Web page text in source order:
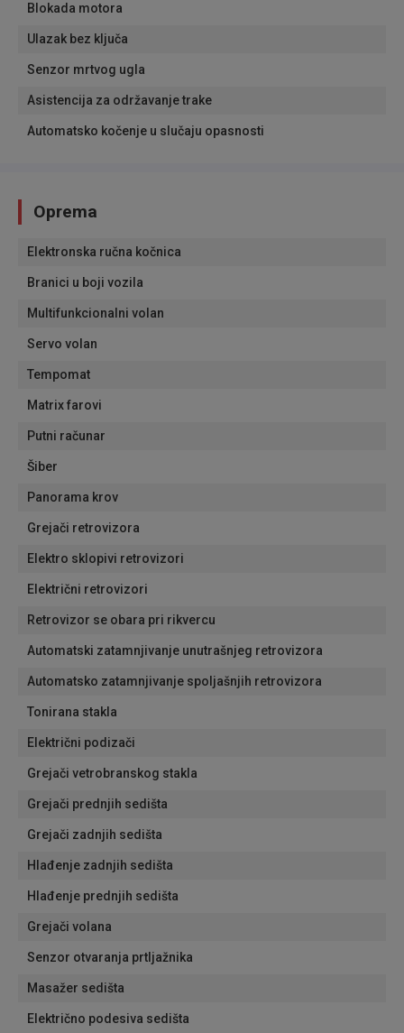
Blokada motora
Ulazak bez ključa
Senzor mrtvog ugla
Asistencija za održavanje trake
Automatsko kočenje u slučaju opasnosti
Oprema
Elektronska ručna kočnica
Branici u boji vozila
Multifunkcionalni volan
Servo volan
Tempomat
Matrix farovi
Putni računar
Šiber
Panorama krov
Grejači retrovizora
Elektro sklopivi retrovizori
Električni retrovizori
Retrovizor se obara pri rikvercu
Automatski zatamnjivanje unutrašnjeg retrovizora
Automatsko zatamnjivanje spoljašnjih retrovizora
Tonirana stakla
Električni podizači
Grejači vetrobranskog stakla
Grejači prednjih sedišta
Grejači zadnjih sedišta
Hlađenje zadnjih sedišta
Hlađenje prednjih sedišta
Grejači volana
Senzor otvaranja prtljažnika
Masažer sedišta
Električno podesiva sedišta